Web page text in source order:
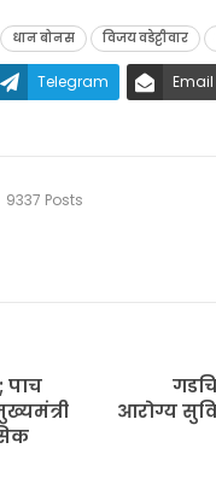
धान बोनस विजय वडेट्टीवार
Telegram Email
9337 Posts
पाच
आरोग्य